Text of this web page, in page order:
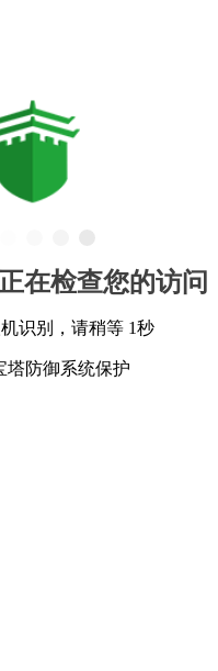
在检查您的访问
识别，请稍等 1秒
塔防御系统保护